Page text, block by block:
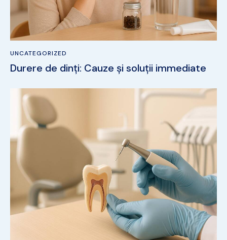
UNCATEGORIZED
Durere de dinți: Cauze și soluții immediate